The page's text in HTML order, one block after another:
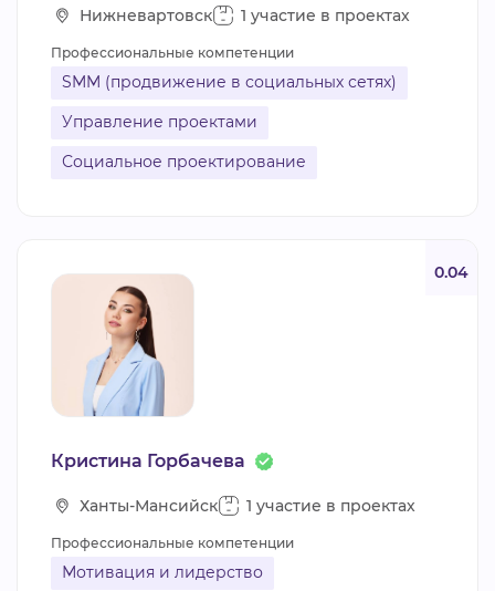
Нижневартовск 1 участие в проектах
Профессиональные компетенции
SMM (продвижение в социальных сетях)
Управление проектами
Социальное проектирование
0.04
Кристина Горбачева
Ханты-Мансийск 1 участие в проектах
Профессиональные компетенции
Мотивация и лидерство